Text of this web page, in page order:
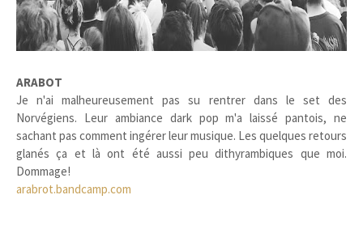
ARABOT
Je n'ai malheureusement pas su rentrer dans le set des
Norvégiens. Leur ambiance dark pop m'a laissé pantois, ne
sachant pas comment ingérer leur musique. Les quelques retours
glanés ça et là ont été aussi peu dithyrambiques que moi.
Dommage!
arabrot.bandcamp.com